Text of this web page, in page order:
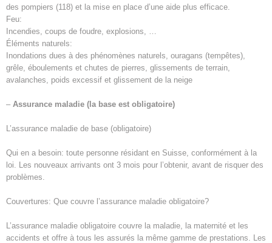
des pompiers (118) et la mise en place d’une aide plus efficace.
Feu:
Incendies, coups de foudre, explosions, …
Éléments naturels:
Inondations dues à des phénomènes naturels, ouragans (tempêtes),
grêle, éboulements et chutes de pierres, glissements de terrain,
avalanches, poids excessif et glissement de la neige
– Assurance maladie (la base est obligatoire)
L’assurance maladie de base (obligatoire)
Qui en a besoin: toute personne résidant en Suisse, conformément à la
loi. Les nouveaux arrivants ont 3 mois pour l’obtenir, avant de risquer des
problèmes.
Couvertures: Que couvre l’assurance maladie obligatoire?
L’assurance maladie obligatoire couvre la maladie, la maternité et les
accidents et offre à tous les assurés la même gamme de prestations. Les